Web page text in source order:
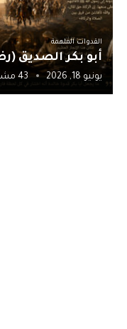
القدوات الملهمة
أبو بكر الصديق
يونيو 18, 2026 43 مشاهدات